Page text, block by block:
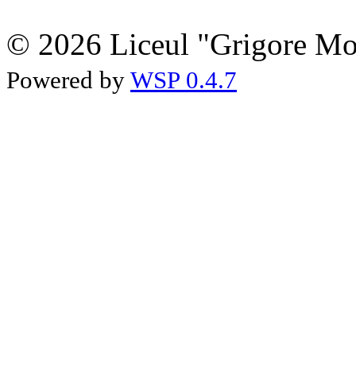
© 2026 Liceul "Grigore
Powered by WSP 0.4.7